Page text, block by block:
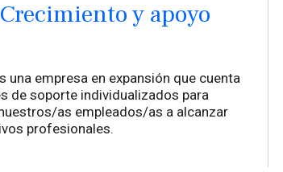
Crecimiento y apoyo
una empresa en expansión que cuenta
de soporte individualizados para
as empleados/as a alcanzar
profesionales.